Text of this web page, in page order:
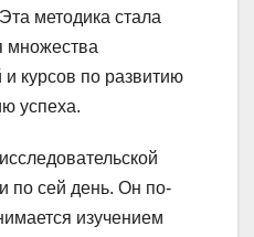
методика стала
множества
и курсов по развитию
успеха.
по сей день. Он по-
изучением